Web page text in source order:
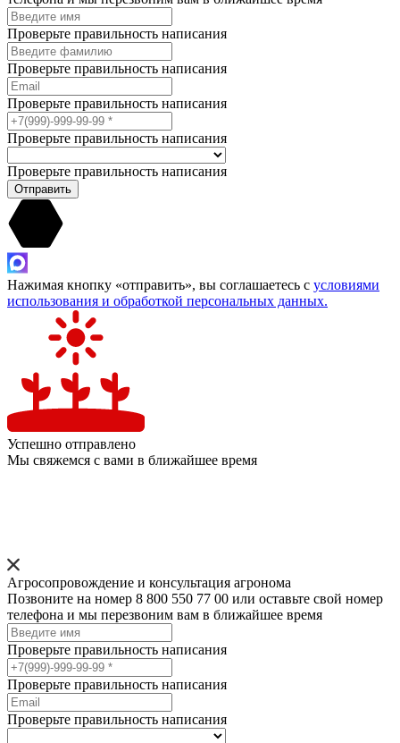
Проверьте правильность написания
Проверьте правильность написания
Проверьте правильность написания
Проверьте правильность написания
Проверьте правильность написания
Отправить
Нажимая кнопку «отправить», вы соглашаетесь с условиями
использования и обработкой персональных данных.
Успешно отправлено
Мы свяжемся с вами в ближайшее время
Агросопровождение и консультация агронома
Позвоните на номер 8 800 550 77 00 или оставьте свой номер
телефона и мы перезвоним вам в ближайшее время
Проверьте правильность написания
Проверьте правильность написания
Проверьте правильность написания